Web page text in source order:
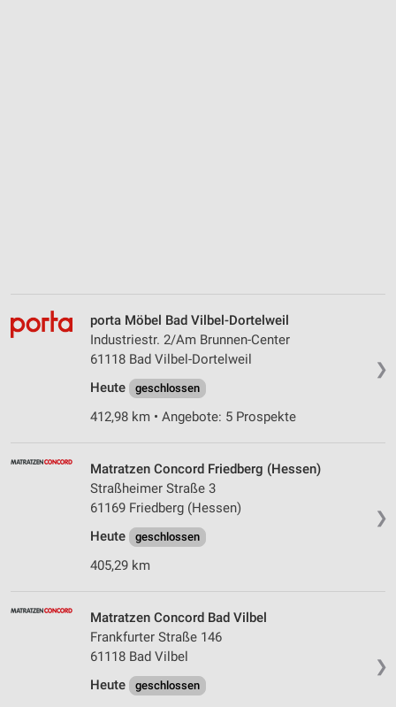
❯
porta Möbel Bad Vilbel-Dortelweil
Industriestr. 2/Am Brunnen-Center
61118 Bad Vilbel-Dortelweil
Heute
geschlossen
412,98 km • Angebote: 5 Prospekte
❯
Matratzen Concord Friedberg (Hessen)
Straßheimer Straße 3
61169 Friedberg (Hessen)
Heute
geschlossen
405,29 km
❯
Matratzen Concord Bad Vilbel
Frankfurter Straße 146
61118 Bad Vilbel
Heute
geschlossen